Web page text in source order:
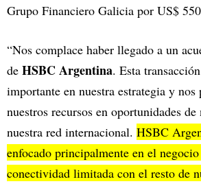
Grupo Financiero Galicia por US$
“Nos complace haber llegado a un
de HSBC Argentina. Esta
importante en nuestra estrategia y
nuestros recursos en oportunidades
nuestra red internacional. HSBC
enfocado principalmente en el
conectividad limitada con el resto de